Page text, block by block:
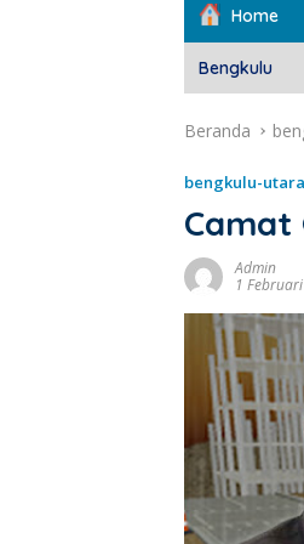
Home
Bengkulu
Beranda
bengkulu-utara
Admin
1